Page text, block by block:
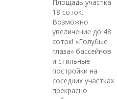
Площадь участка
18 соток.
Возможно
увеличение до 48
соток! «Голубые
глаза» бассейнов
и стильные
постройки на
соседних участках
прекрасно